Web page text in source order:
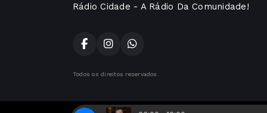
Rádio Cidade - A Rádio Da Comunidade!
Todos os direitos reservados.